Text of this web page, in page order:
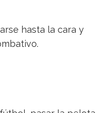
hasta la cara y